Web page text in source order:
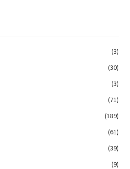
(3)
(30)
(3)
(71)
(189)
(61)
(39)
(9)